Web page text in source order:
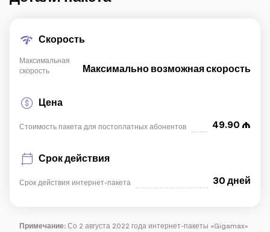
IoT решения
Роуминг Новое поколение
Язык
Скорость
Максимальная
скорость
Максимально возможная скорость
Цена
Стоимость пакета для постоплатных абонентов 49.90
Срок действия
Срок действия интернет-пакета 30 дней
Примечание: Со 2 августа 2022 года интернет-пакеты «Gigamax»